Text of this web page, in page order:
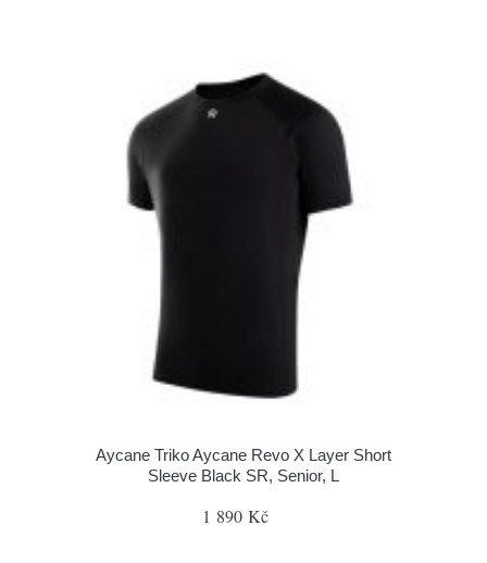
Aycane Triko Aycane Revo X Layer Short
Sleeve Black SR, Senior, L
1 890 Kč